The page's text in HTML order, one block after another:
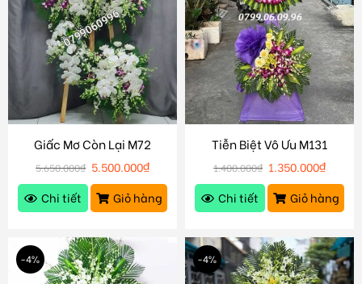
Giấc Mơ Còn Lại M72
5.650.000₫ 5.500.000₫
Chi tiết
Giỏ hàng
Tiễn Biệt Vô Ưu M131
1.400.000₫ 1.350.000₫
Chi tiết
Giỏ hàng
-4% -4%